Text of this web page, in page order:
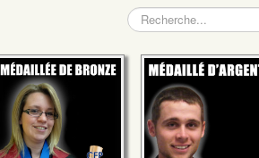
Rechercher